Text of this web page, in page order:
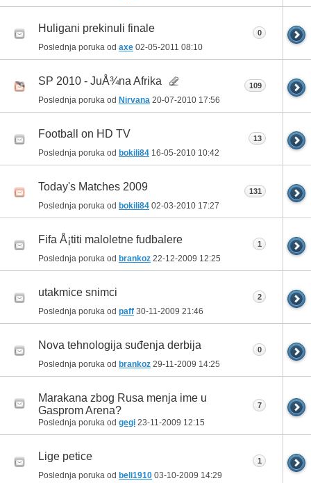
Huligani prekinuli finale
Poslednja poruka od axe 02-05-2011 08:10
0
SP 2010 - JuÅ¾na Afrika
Poslednja poruka od Nirvana 20-07-2010 17:56
109
Football on HD TV
Poslednja poruka od bokili84 16-05-2010 10:42
13
Today's Matches 2009
Poslednja poruka od bokili84 02-03-2010 17:27
131
Fifa Å¡titi maloletne fudbalere
Poslednja poruka od brankoz 22-12-2009 12:25
1
utakmice snimci
Poslednja poruka od paff 30-11-2009 21:46
2
Nova tehnologija suđenja derbija
Poslednja poruka od brankoz 29-11-2009 14:25
0
Marakana zbog Rusa menja ime u
Gasprom Arena?
Poslednja poruka od gegi 23-11-2009 12:15
7
Lige petice
Poslednja poruka od beli1910 03-10-2009 14:29
1